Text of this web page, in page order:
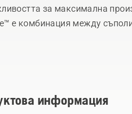
за максимална
е комбинация между
информация